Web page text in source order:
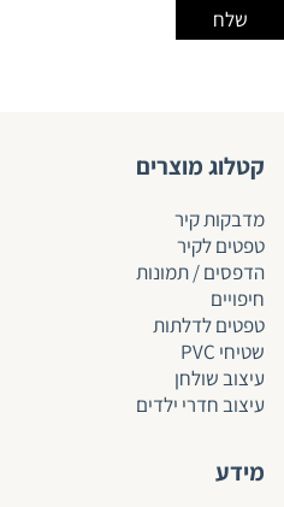
קטלוג מוצרים
מדבקות קיר
טפטים לקיר
הדפסים / תמונות
חיפויים
טפטים לדלתות
שטיחי PVC
עיצוב שולחן
עיצוב חדרי ילדים
מידע